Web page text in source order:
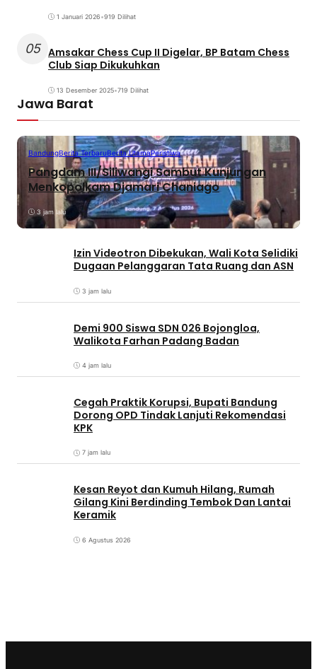
1 Januari 2026•919 Dilihat
05 Amsakar Chess Cup II Digelar, BP Batam Chess
Club Siap Dikukuhkan
13 Desember 2025•719 Dilihat
Jawa Barat
BandungBerita TerbaruBerita UtamaPeristiwa
Pangdam III/Siliwangi Sambut Kunjungan
Menkopolkam Djamari Chaniago
3 jam lalu
Izin Videotron Dibekukan, Wali Kota Selidiki
Dugaan Pelanggaran Tata Ruang dan ASN
3 jam lalu
Demi 900 Siswa SDN 026 Bojongloa,
Walikota Farhan Padang Badan
4 jam lalu
Cegah Praktik Korupsi, Bupati Bandung
Dorong OPD Tindak Lanjuti Rekomendasi
KPK
7 jam lalu
Kesan Reyot dan Kumuh Hilang, Rumah
Gilang Kini Berdinding Tembok Dan Lantai
Keramik
6 Agustus 2026